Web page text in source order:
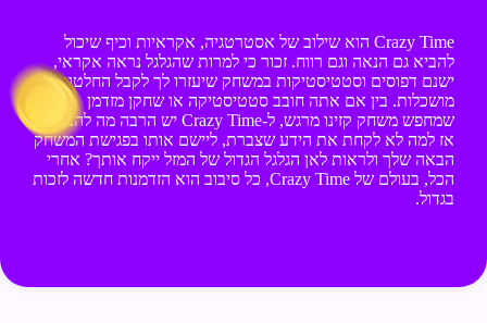
Crazy Time הוא שילוב של אסטרטגיה, אקראיות וכיף שיכול
להביא גם הנאה וגם רווח. זכור כי למרות שהגלגל נראה אקראי,
ישנם דפוסים וסטטיסטיקות במשחק שיעזרו לך לקבל החלטות
מושכלות. בין אם אתה חובב סטטיסטיקה או שחקן מזדמן
שמחפש משחק קזינו מרגש, ל-Crazy Time יש הרבה מה להציע.
אז למה לא לקחת את הידע שצברת, ליישם אותו בפגישת המשחק
הבאה שלך ולראות לאן הגלגל הגדול של המזל ייקח אותך? אחרי
הכל, בעולם של Crazy Time, כל סיבוב הוא הזדמנות חדשה לזכות
בגדול.